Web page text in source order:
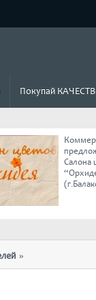
Покупай
Салона